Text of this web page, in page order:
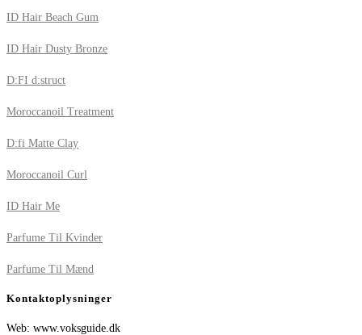
ID Hair Beach Gum
ID Hair Dusty Bronze
D:FI d:struct
Moroccanoil Treatment
D:fi Matte Clay
Moroccanoil Curl
ID Hair Me
Parfume Til Kvinder
Parfume Til Mænd
Kontaktoplysninger
Web: www.voksguide.dk